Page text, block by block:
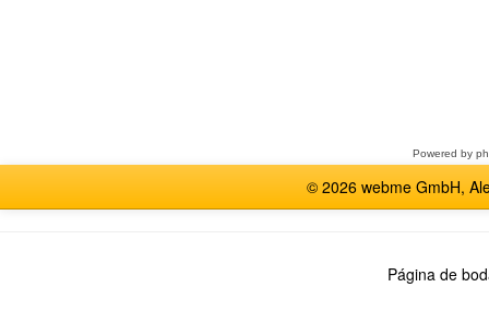
Powered by
© 2026 webme GmbH,
Página de